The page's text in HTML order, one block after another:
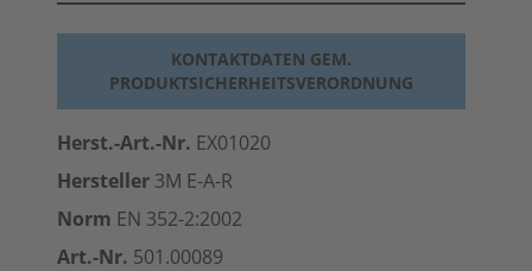
KONTAKTDATEN GEM.
PRODUKTSICHERHEITSVERORDNUNG
Herst.-Art.-Nr. EX01020
Hersteller 3M E-A-R
Norm EN 352-2:2002
Art.-Nr. 501.00089